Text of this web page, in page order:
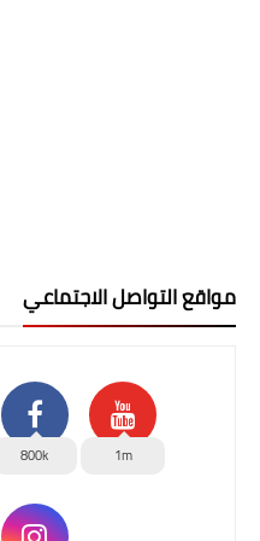
مواقع التواصل الاجتماعي
1m
800k